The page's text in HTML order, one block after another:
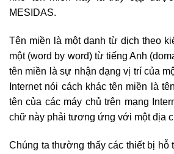
MESIDAS.
Tên miền là một danh từ dịch theo
một (word by word) từ tiếng Anh
tên miền là sự nhận dạng vị trí của
Internet nói cách khác tên miền là
tên của các máy chủ trên mạng
chữ này phải tương ứng với một địa
Chúng ta thường thấy các thiết bị hỗ